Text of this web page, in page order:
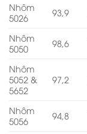
Nhôm
5026
93,9
Nhôm
5050
98,6
Nhôm
5052 &
5652
97,2
Nhôm
5056
94,8